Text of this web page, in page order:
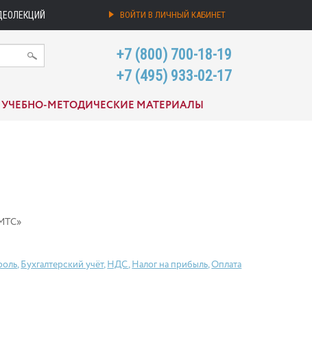
ВОЙТИ В ЛИЧНЫЙ КАБИНЕТ
+7 (800) 700-18-19
+7 (495) 933-02-17
УЧЕБНО-МЕТОДИЧЕСКИЕ МАТЕРИАЛЫ
,Бухгалтерский учёт,НДС,Налог на прибыль,Оплата